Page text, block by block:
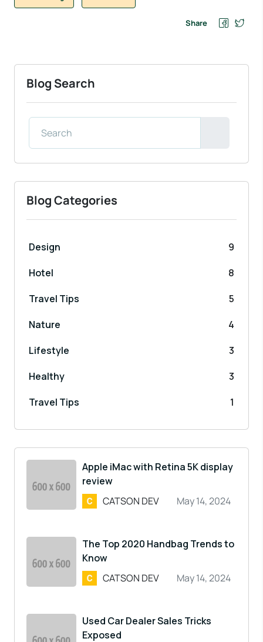
Share
Blog Search
Blog Categories
Design
9
Hotel
8
Travel Tips
5
Nature
4
Lifestyle
3
Healthy
3
Travel Tips
1
Apple iMac with Retina 5K display
review
CATSON DEV
May 14, 2024
The Top 2020 Handbag Trends to
Know
CATSON DEV
May 14, 2024
Used Car Dealer Sales Tricks
Exposed